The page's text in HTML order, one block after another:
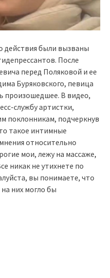
действия были вызваны
После
перед Поляковой и ее
Буряковского, певица
произошедшее. В видео,
службу артистки,
поклонникам, подчеркнув
такое интимные
относительно
мои, лежу на массаже,
никак не утихнете по
вы понимаете, что
них могло бы